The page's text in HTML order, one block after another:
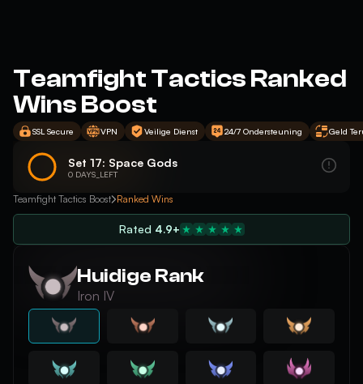
Teamfight Tactics Ranked
Wins Boost
SSL Secure VPN Veilige Dienst 24/7 Ondersteuning Geld
Set 17: Space Gods
0 DAYS_LEFT
Teamfight Tactics Boost Ranked Wins
Rated 4.9+
Huidige Rank
Iron IV